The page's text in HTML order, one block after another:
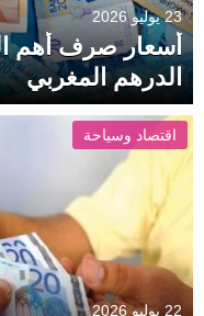
23 يوليو 2026
أسعار صرف أهم
الدرهم المغربي
اقتصاد وسياحة
22 يوليو 2026